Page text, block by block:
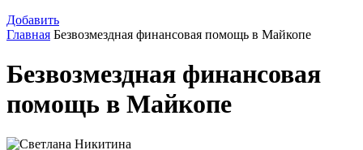
Добавить
Главная Безвозмездная финансовая помощь в Майкопе
Безвозмездная финансовая
помощь в Майкопе